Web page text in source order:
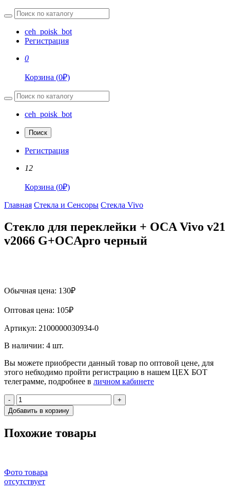
ceh_poisk_bot
Регистрация
0
Корзина (0₽)
ceh_poisk_bot
Поиск
Регистрация
12
Корзина (0₽)
Главная Стекла и Сенсоры Стекла Vivo
Стекло для переклейки + OCA Vivo v21
v2066 G+OCApro черный
Обычная цена: 130₽
Оптовая цена: 105₽
Артикул: 2100000030934-0
В наличии: 4 шт.
Вы можете приобрести данный товар по оптовой цене, для
этого небходимо пройти регистрацию в нашем ЦЕХ БОТ
телеграмме, подробнее в личном кабинете
-
+
Добавить в корзину
Похожие товары
Фото товара
отсутствует